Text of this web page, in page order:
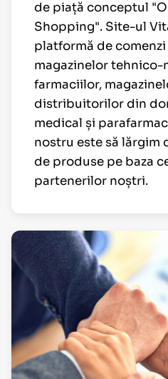
de piață conceptul
Shopping". Site-ul
platformă de
magazinelor tehnico-
farmaciilor,
distribuitorilor din
medical și
nostru este să
de produse pe baza
partenerilor noștri.